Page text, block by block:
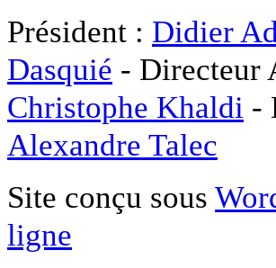
Président : Didier
Dasquié - Directeur
Christophe Khaldi -
Alexandre Talec
Site conçu sous
ligne